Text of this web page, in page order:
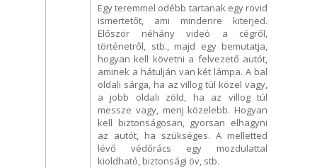
Egy teremmel odébb tartanak egy rövid
ismertetőt, ami mindenre kiterjed.
Először néhány videó a cégről,
történetről, stb., majd egy bemutatja,
hogyan kell követni a felvezető autót,
aminek a hátulján van két lámpa. A bal
oldali sárga, ha az villog túl közel vagy,
a jobb oldali zöld, ha az villog túl
messze vagy, menj közelebb. Hogyan
kell biztonságosan, gyorsan elhagyni
az autót, ha szükséges. A melletted
lévő védőrács egy mozdulattal
kioldható, biztonsági öv, stb.